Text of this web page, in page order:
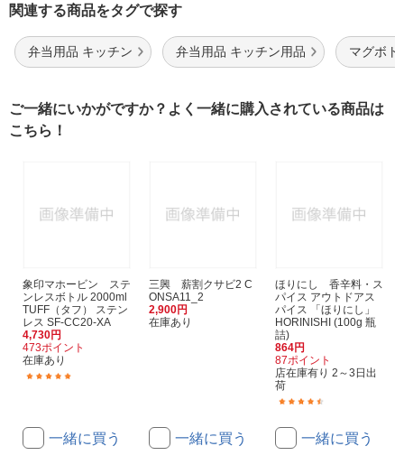
関連する商品をタグで探す
弁当用品 キッチン 弁当用品 キッチン用品 マグボト
ご一緒にいかがですか？よく一緒に購入されている商品は
こちら！
象印マホービン ステ
ンレスボトル 2000ml
TUFF（タフ） ステン
レス SF-CC20-XA
4,730円
473ポイント
在庫あり
一緒に買う
三興 薪割クサビ2 C
ONSA11_2
2,900円
在庫あり
一緒に買う
ほりにし 香辛料・ス
パイス アウトドアス
パイス 「ほりにし」
HORINISHI (100g 瓶
詰)
864円
87ポイント
店在庫有り 2～3日出
荷
一緒に買う